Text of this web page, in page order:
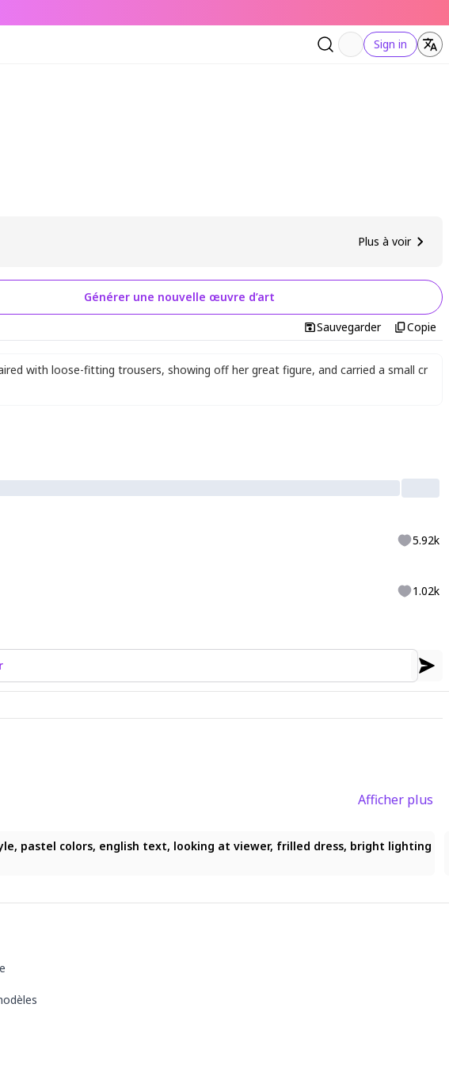
Sign in
Plus à voir
Générer une nouvelle œuvre d’art
Sauvegarder Copie
with loose-fitting trousers, showing off her great figure, and carried a small cr
5.92k
1.02k
Afficher plus
pastel colors, english text, looking at viewer, frilled dress, bright lighting
pastel colors, english text, looking at viewer, frilled dress, bright lighting
pastel colors, english text, looking at viewer, frilled dress, bright lighting